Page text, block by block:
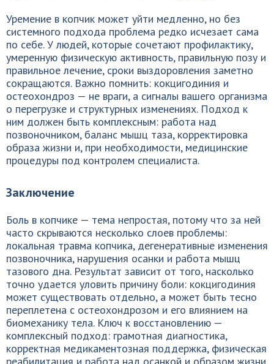
Уремение в копчик может уйти медленно, но без
системного подхода проблема редко исчезает сама
по себе. У людей, которые сочетают профилактику,
умеренную физическую активность, правильную позу и
правильное лечение, сроки выздоровления заметно
сокращаются. Важно помнить: кокцигодиния и
остеохондроз — не враги, а сигналы вашего организма
о перегрузке и структурных изменениях. Подход к
ним должен быть комплексным: работа над
позвоночником, баланс мышц таза, корректировка
образа жизни и, при необходимости, медицинские
процедуры под контролем специалиста.
Заключение
Боль в копчике — тема непростая, потому что за ней
часто скрываются несколько слоев проблемы:
локальная травма копчика, дегенеративные изменения
позвоночника, нарушения осанки и работа мышц
тазового дна. Результат зависит от того, насколько
точно удается уловить причину боли: кокцигодиния
может существовать отдельно, а может быть тесно
переплетена с остеохондрозом и его влиянием на
биомеханику тела. Ключ к восстановлению —
комплексный подход: грамотная диагностика,
корректная медикаментозная поддержка, физическая